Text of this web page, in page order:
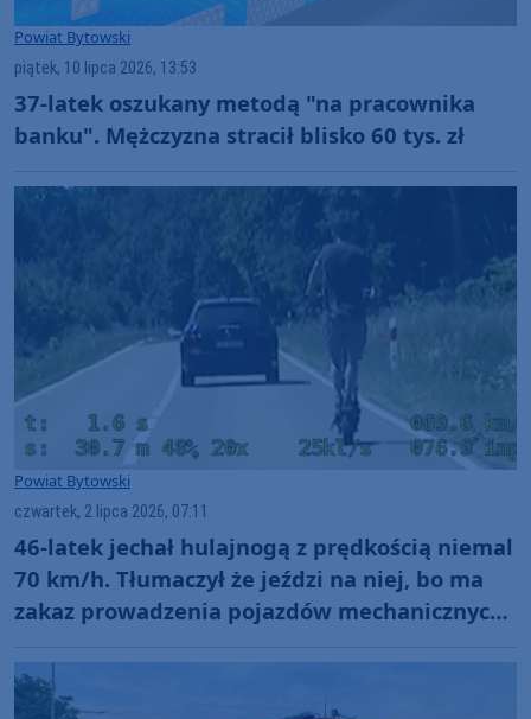
Powiat Bytowski
piątek, 10 lipca 2026, 13:53
37-latek oszukany metodą "na pracownika
banku". Mężczyzna stracił blisko 60 tys. zł
Powiat Bytowski
czwartek, 2 lipca 2026, 07:11
46-latek jechał hulajnogą z prędkością niemal
70 km/h. Tłumaczył że jeździ na niej, bo ma
zakaz prowadzenia pojazdów mechanicznych